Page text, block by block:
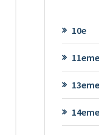
10e
11eme
13eme
14eme